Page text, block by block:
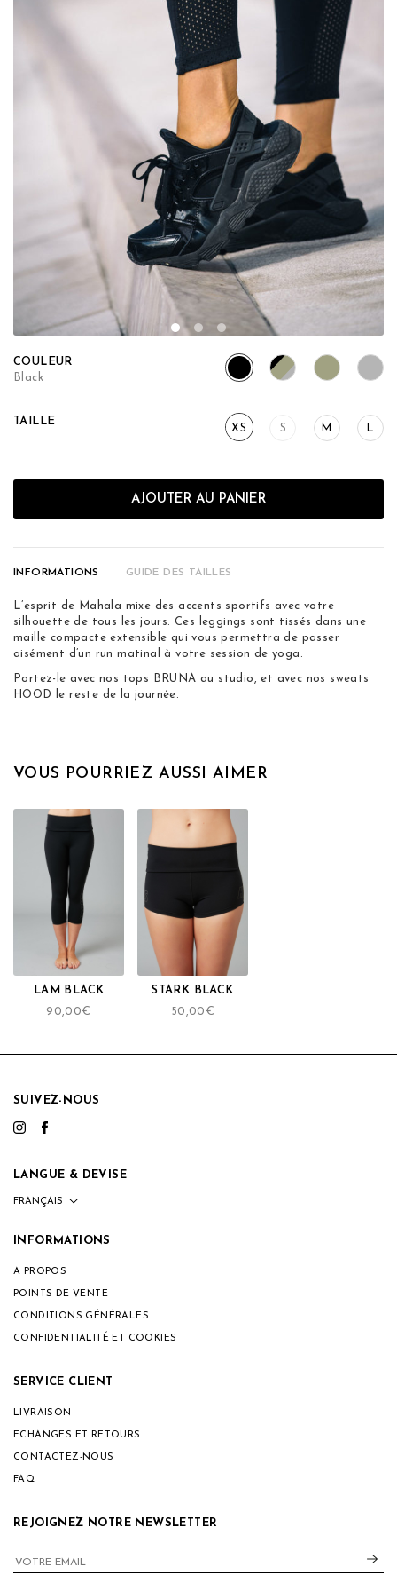
COULEUR
Black
TAILLE
XS S M L
AJOUTER AU PANIER
INFORMATIONS GUIDE DES TAILLES
L’esprit de Mahala mixe des accents sportifs avec votre
silhouette de tous les jours. Ces leggings sont tissés dans une
maille compacte extensible qui vous permettra de passer
aisément d’un run matinal à votre session de yoga.
Portez-le avec nos tops BRUNA au studio, et avec nos sweats
HOOD le reste de la journée.
VOUS POURRIEZ AUSSI AIMER
LAM BLACK
90,00€
STARK BLACK
50,00 €
SUIVEZ-NOUS
LANGUE & DEVISE
INFORMATIONS
A PROPOS
POINTS DE VENTE
CONDITIONS GÉNÉRALES
CONFIDENTIALITÉ ET COOKIES
SERVICE CLIENT
LIVRAISON
ECHANGES ET RETOURS
CONTACTEZ-NOUS
FAQ
REJOIGNEZ NOTRE NEWSLETTER